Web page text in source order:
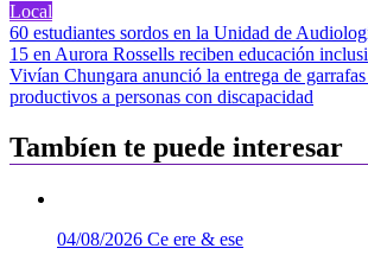
Local
Navegación
de
entradas
60 estudiantes sordos en la Unidad de
15 en Aurora Rossells reciben educación
Vivían Chungara anunció la entrega de
productivos a personas con discapacidad
Tambíen te puede interesar
04/08/2026 Ce ere & ese